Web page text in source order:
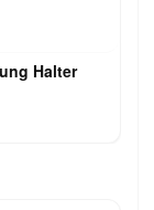
Halter